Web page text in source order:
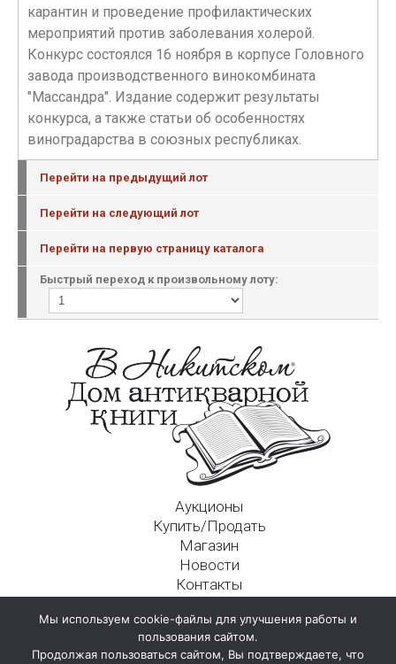
карантин и проведение профилактических
мероприятий против заболевания холерой.
Конкурс состоялся 16 ноября в корпусе Головного
завода производственного винокомбината
"Массандра". Издание содержит результаты
конкурса, а также статьи об особенностях
виноградарства в союзных республиках.
Перейти на предыдущий лот
Перейти на следующий лот
Перейти на первую страницу каталога
Быстрый переход к произвольному лоту:
Аукционы
Купить/Продать
Магазин
Новости
Контакты
125009, г. Москва, Никитский пер., д. 4а, стр. 1
Мы используем cookie-файлы для улучшения работы и
пользования сайтом.
Продолжая пользоваться сайтом, Вы подтверждаете, что